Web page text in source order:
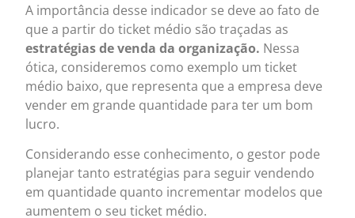
A importância desse indicador se deve ao fato de
que a partir do ticket médio são traçadas as
estratégias de venda da organização. Nessa
ótica, consideremos como exemplo um ticket
médio baixo, que representa que a empresa deve
vender em grande quantidade para ter um bom
lucro.
Considerando esse conhecimento, o gestor pode
planejar tanto estratégias para seguir vendendo
em quantidade quanto incrementar modelos que
aumentem o seu ticket médio.